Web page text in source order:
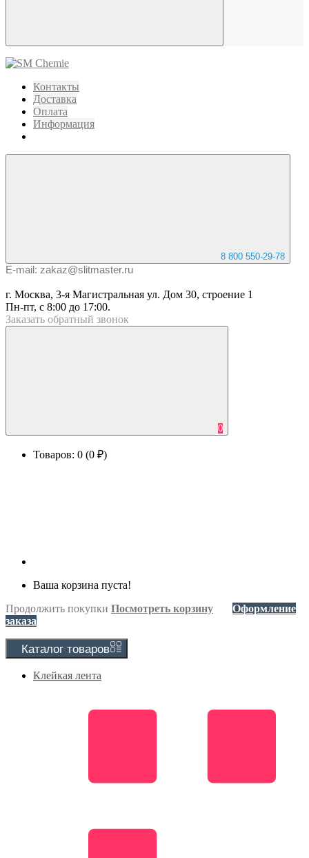
Контакты
Доставка
Оплата
Информация
8 800 550-29-78
E-mail: zakaz@slitmaster.ru
г. Москва, 3-я Магистральная ул. Дом 30, строение 1
Пн-пт, с 8:00 до 17:00.
Заказать обратный звонок
0
Товаров: 0 (0 ₽)
Ваша корзина пуста!
Продолжить покупки Посмотреть корзину
Оформление
заказа
Каталог товаров
Клейкая лента